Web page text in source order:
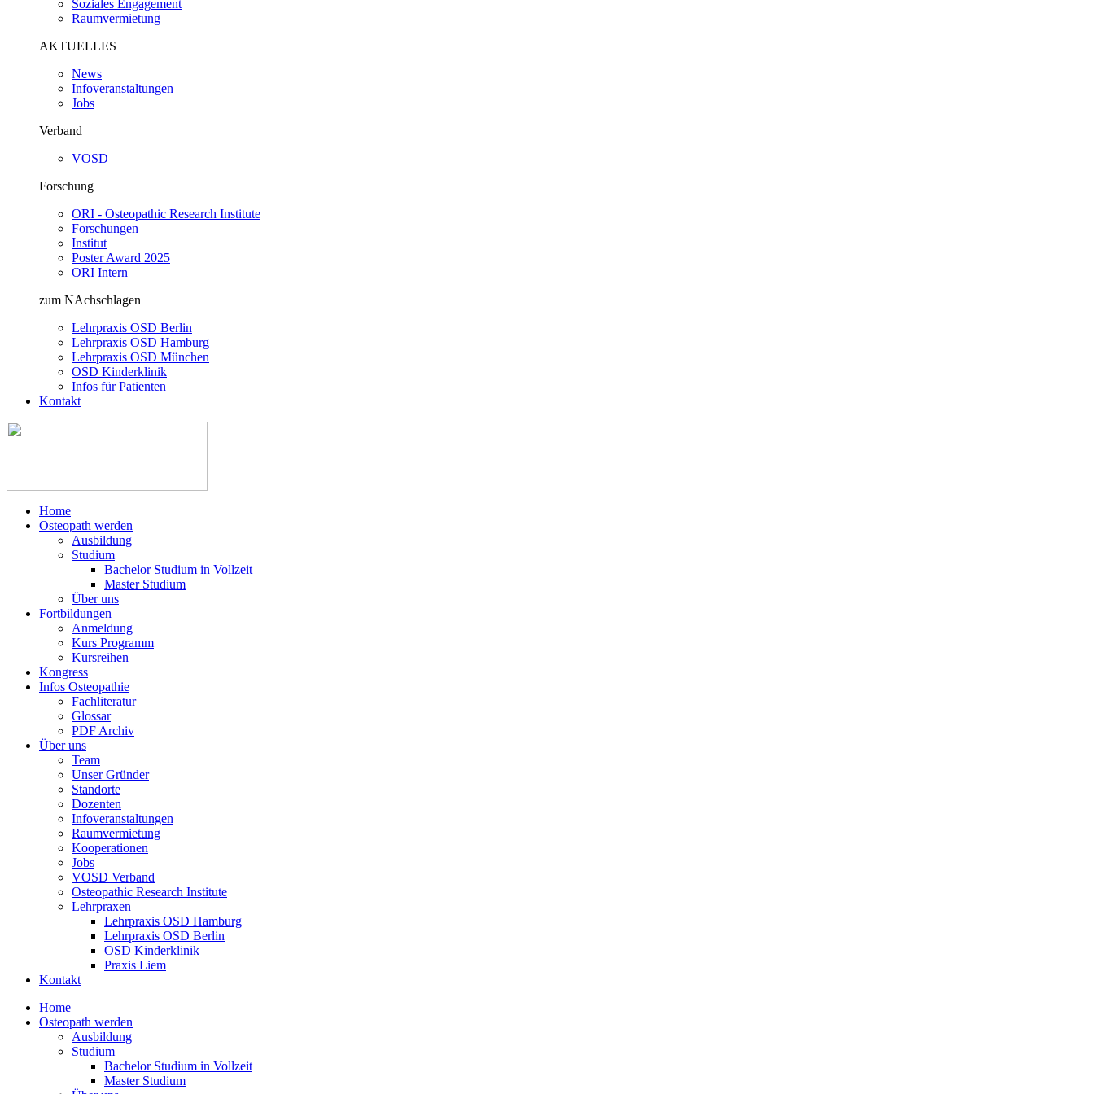
Soziales Engagement
Raumvermietung
AKTUELLES
News
Infoveranstaltungen
Jobs
Verband
VOSD
Forschung
ORI - Osteopathic Research Institute
Forschungen
Institut
Poster Award 2025
ORI Intern
zum NAchschlagen
Lehrpraxis OSD Berlin
Lehrpraxis OSD Hamburg
Lehrpraxis OSD München
OSD Kinderklinik
Infos für Patienten
Kontakt
Home
Osteopath werden
Ausbildung
Studium
Bachelor Studium in Vollzeit
Master Studium
Über uns
Fortbildungen
Anmeldung
Kurs Programm
Kursreihen
Kongress
Infos Osteopathie
Fachliteratur
Glossar
PDF Archiv
Über uns
Team
Unser Gründer
Standorte
Dozenten
Infoveranstaltungen
Raumvermietung
Kooperationen
Jobs
VOSD Verband
Osteopathic Research Institute
Lehrpraxen
Lehrpraxis OSD Hamburg
Lehrpraxis OSD Berlin
OSD Kinderklinik
Praxis Liem
Kontakt
Home
Osteopath werden
Ausbildung
Studium
Bachelor Studium in Vollzeit
Master Studium